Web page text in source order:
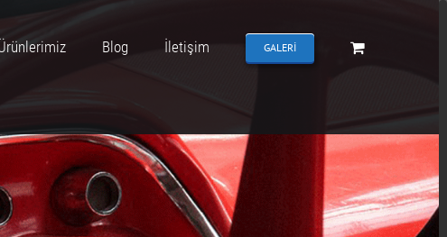
Blog İletişim GALERI